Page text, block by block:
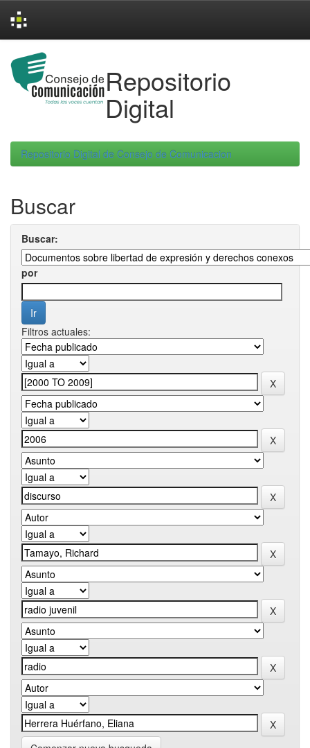
navigation
Repositorio
Digital
Repositorio Digital de Consejo de Comunicacion
Buscar
Buscar:
por
Filtros actuales: